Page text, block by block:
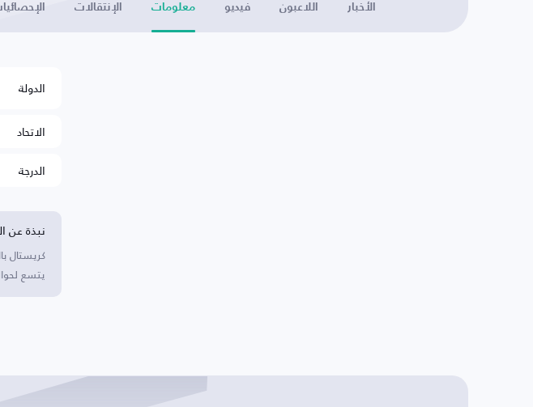
الأخبار اللاعبون فيديو معلومات الإنتقالات
الدولة
الاتحاد
الدرجة
نبذة عن
كريستال
يتسع لحوالي 1500 متفرج، وله تاريخ في تطوير